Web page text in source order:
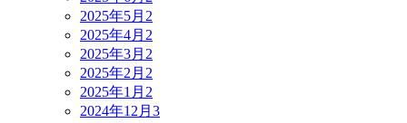
2025年5月 2
2025年4月 2
2025年3月 2
2025年2月 2
2025年1月 2
2024年12月 3